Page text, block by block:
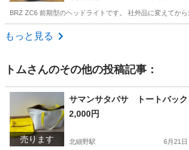
BRZ ZC6 前期型のヘッドライトです。 社外品に変えてか
長野 長野市
もっと見る
トムさんのその他の投稿記事：
売ります
サマンサタバサ トートバック
2,000円
北細野駅 6月21日